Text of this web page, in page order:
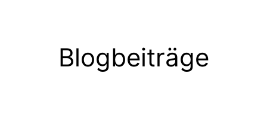
Blogbeiträge